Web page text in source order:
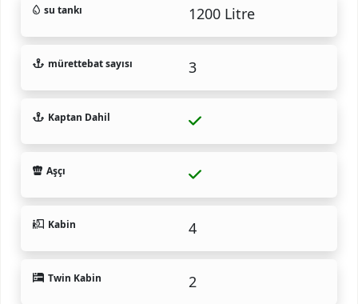
su tankı 1200 Litre
mürettebat sayısı 3
Kaptan Dahil
Aşçı
Kabin 4
Twin Kabin 2